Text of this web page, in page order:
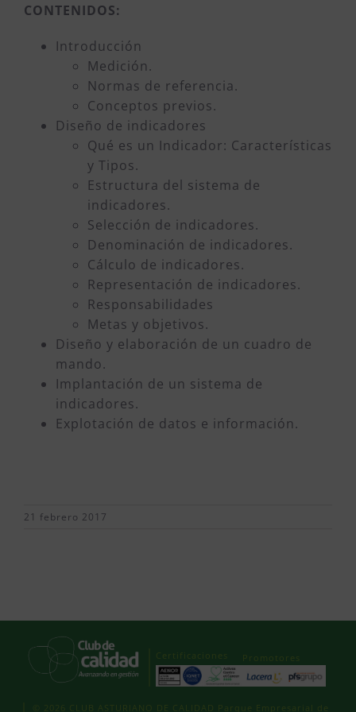
CONTENIDOS:
Introducción
Medición.
Normas de referencia.
Conceptos previos.
Diseño de indicadores
Qué es un Indicador: Características
y Tipos.
Estructura del sistema de
indicadores.
Selección de indicadores.
Denominación de indicadores.
Cálculo de indicadores.
Representación de indicadores.
Responsabilidades
Metas y objetivos.
Diseño y elaboración de un cuadro de
mando.
Implantación de un sistema de
indicadores.
Explotación de datos e información.
21 febrero 2017
Certificaciones Promotores
© 2026 CLUB ASTURIANO DE CALIDAD Parque Empresarial de